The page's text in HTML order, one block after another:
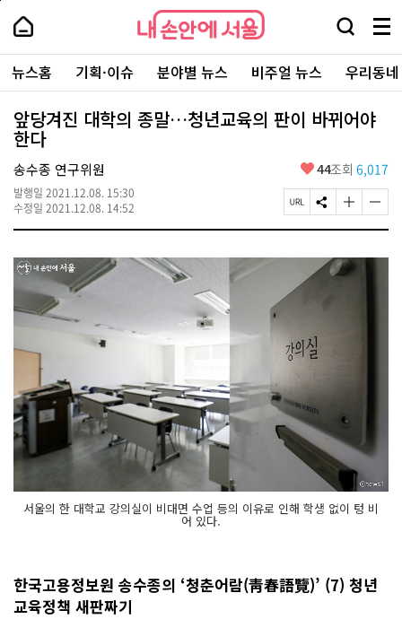
본
로
가
내
손
안
에
서
울
-
서
울
시
대
표
소
통
포
내
손
에
울
검
창
열
기
메
뉴
전
체
보
주
요
서
뉴스홈 기획·이슈 분야별 뉴스 비주얼 뉴스 우리동
앞당겨진 대학의 종말…청년교육의 판이 바뀌어야
한다
송수종 연구위원
발행일 2021.12.08. 15:30
수정일 2021.12.08. 14:52
좋
요
44조회 6,017
페
이
U
L
S
N
공
유
하
글
자
기
크
글
자
기
서울의 한 대학교 강의실이 비대면 수업 등의 이유로 인해 학생 없이 텅 비
어 있다.
한국고용정보원 송수종의 ‘청춘어람(靑春語覽)’ (7) 청년
교육정책 새판짜기
페
상
단
로